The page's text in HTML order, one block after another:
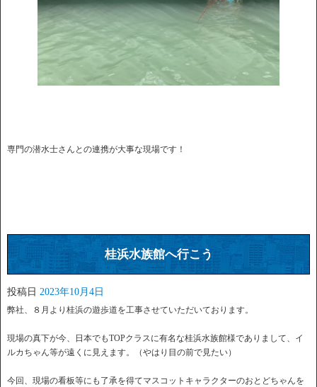
専門の潜水士さんとの連携が大事な現場です！
桂浜水族館へ行こう
投稿日 2023年10月4日
弊社、８月より桂浜の遊歩道を工事させていただいております。
現場の真下が今、日本でもTOPクラスに有名な桂浜水族館様でありまして、イ
ルカちゃん等が遠くに見えます。（やはり目の前で見たい）
今回、現場の看板等にも了承を得てマスコットキャラクターのおとどちゃんを